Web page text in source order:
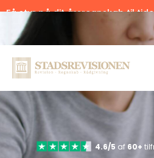
Få styr på dit årsregnskab til
hjælpe.
4.6/5 af 60+